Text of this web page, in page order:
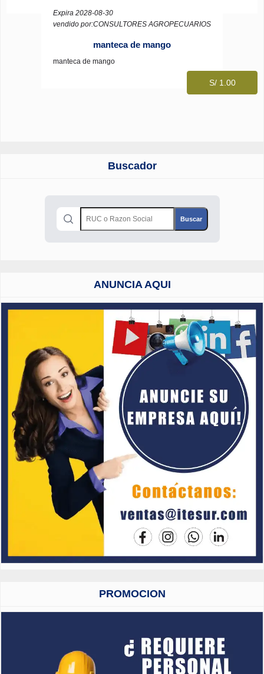
Expira 2028-08-30
vendido por:CONSULTORES AGROPECUARIOS
manteca de mango
manteca de mango
S/ 1.00
Buscador
ANUNCIA AQUI
PROMOCION